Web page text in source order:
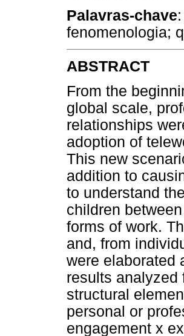
Palavras-chave
fenomenologia;
ABSTRACT
From the
global scale,
relationships
adoption of
This new
addition to
to understand
children
forms of work.
and, from
were elaborated
results analyzed
structural
personal or
engagement x